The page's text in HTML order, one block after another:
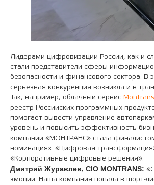
Лидерами цифровизации России, как и
стали представители сферы
безопасности и финансового сектора. В
серьезная конкуренция возникла и в
Так, например, облачный сервис
реестр Российских программных
помогает вывести управление
уровень и повысить эффективность
компаний «МОНТРАНС» стала
номинациях: «Цифровая
«Корпоративные цифровые решения».
Дмитрий Журавлев, CIO MONTRANS:
эмоции. Наша компания попала в шорт-